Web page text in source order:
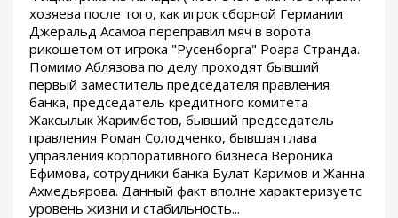
хозяева после того, как игрок сборной Германии
Джеральд Асамоа переправил мяч в ворота
рикошетом от игрока "Русенборга" Роара Странда.
Помимо Аблязова по делу проходят бывший
первый заместитель председателя правления
банка, председатель кредитного комитета
Жаксылык Жаримбетов, бывший председатель
правления Роман Солодченко, бывшая глава
управления корпоративного бизнеса Вероника
Ефимова, сотрудники банка Булат Каримов и Жанна
Ахмедьярова. Данный факт вполне характеризуетс
уровень жизни и стабильность...